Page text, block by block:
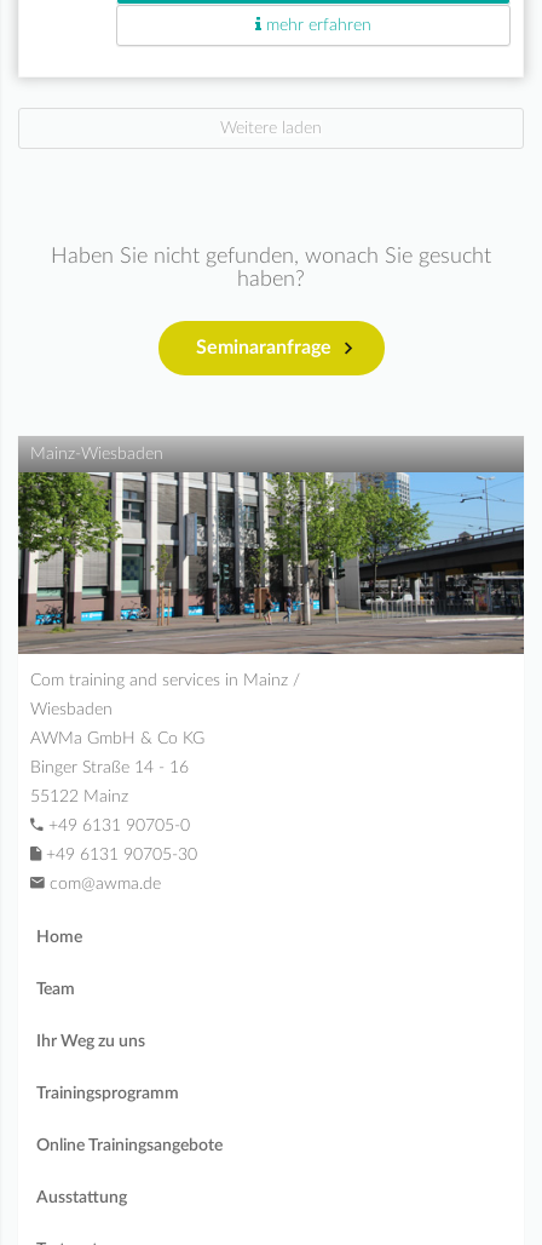
mehr erfahren
Weitere laden
Haben Sie nicht gefunden, wonach Sie gesucht
haben?
Seminaranfrage
Mainz-Wiesbaden
Com training and services in Mainz /
Wiesbaden
AWMa GmbH & Co KG
Binger Straße 14 - 16
55122 Mainz
+49 6131 90705-0
+49 6131 90705-30
com@awma.de
Home
Team
Ihr Weg zu uns
Trainingsprogramm
Online Trainingsangebote
Ausstattung